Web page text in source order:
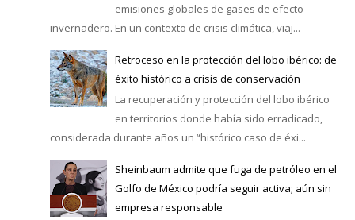
emisiones globales de gases de efecto
invernadero. En un contexto de crisis climática, viaj...
Retroceso en la protección del lobo ibérico: de
éxito histórico a crisis de conservación
La recuperación y protección del lobo ibérico
en territorios donde había sido erradicado,
considerada durante años un “histórico caso de éxi...
Sheinbaum admite que fuga de petróleo en el
Golfo de México podría seguir activa; aún sin
empresa responsable